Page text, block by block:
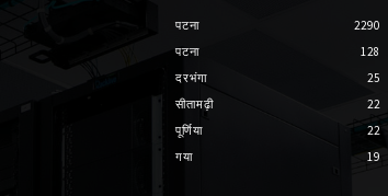
पटना
2290
पटना
128
दरभंगा
25
सीतामढ़ी
22
पूर्णिया
22
गया
19